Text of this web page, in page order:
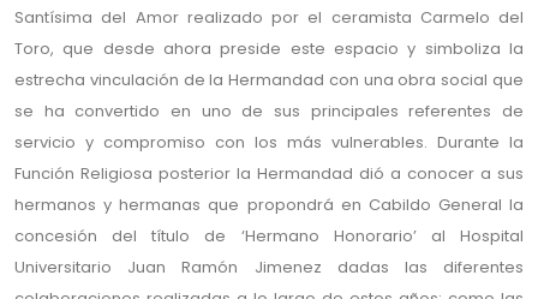
Santísima del Amor realizado por el ceramista Carmelo del
Toro, que desde ahora preside este espacio y simboliza la
estrecha vinculación de la Hermandad con una obra social que
se ha convertido en uno de sus principales referentes de
servicio y compromiso con los más vulnerables. Durante la
Función Religiosa posterior la Hermandad dió a conocer a sus
hermanos y hermanas que propondrá en Cabildo General la
concesión del título de ‘Hermano Honorario’ al Hospital
Universitario Juan Ramón Jimenez dadas las diferentes